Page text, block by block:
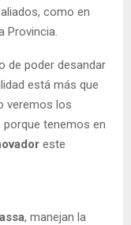
como en
Provincia.
de poder desandar
está más que
veremos los
porque tenemos en
este
, manejan la